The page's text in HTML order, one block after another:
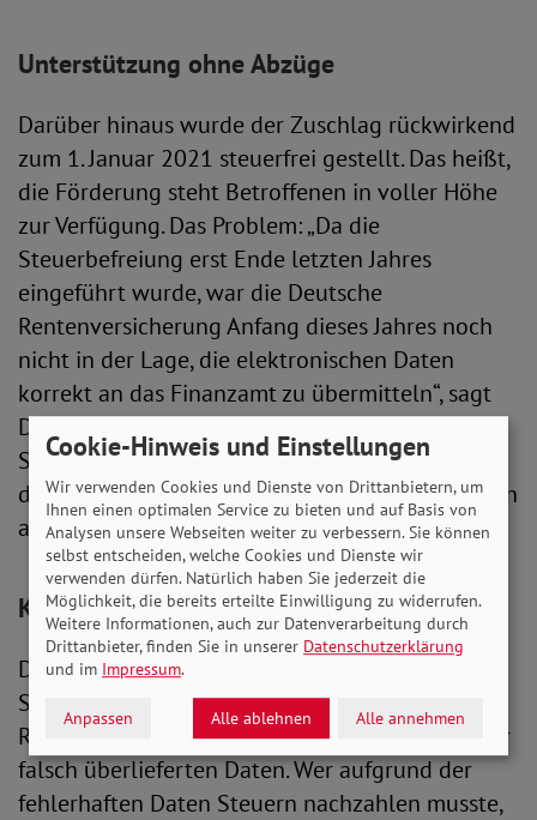
Unterstützung ohne Abzüge
Darüber hinaus wurde der Zuschlag rückwirkend
zum 1. Januar 2021 steuerfrei gestellt. Das heißt,
die Förderung steht Betroffenen in voller Höhe
zur Verfügung. Das Problem: „Da die
Steuerbefreiung erst Ende letzten Jahres
eingeführt wurde, war die Deutsche
Rentenversicherung Anfang dieses Jahres noch
nicht in der Lage, die elektronischen Daten
korrekt an das Finanzamt zu übermitteln“, sagt
Daniela Karbe-Geßler vom Bund der
Steuerzahler. Darum berechnen Finanzämter
derzeit trotz der Gesetzesänderung noch Steuern
auf den Zuschlag.
Korrektur läuft bereits
Die gute Nachricht: Laut dem Bund der
Steuerzahler arbeitet die Deutsche
Rentenversicherung bereits an der Korrektur der
falsch überlieferten Daten. Wer aufgrund der
fehlerhaften Daten Steuern nachzahlen musste,
Cookie-Hinweis und Einstellungen
Wir verwenden Cookies und Dienste von Drittanbietern, um
Ihnen einen optimalen Service zu bieten und auf Basis von
Analysen unsere Webseiten weiter zu verbessern. Sie können
selbst entscheiden, welche Cookies und Dienste wir
verwenden dürfen. Natürlich haben Sie jederzeit die
Möglichkeit, die bereits erteilte Einwilligung zu widerrufen.
Weitere Informationen, auch zur Datenverarbeitung durch
Drittanbieter, finden Sie in unserer Datenschutzerklärung
und im Impressum.
Anpassen Alle ablehnen Alle annehmen